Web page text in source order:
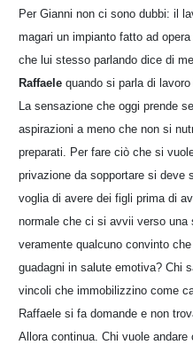
Per Gianni non ci sono dubbi: il
magari un impianto fatto ad
che lui stesso parlando dice di
Raffaele quando si parla di
La sensazione che oggi prende
aspirazioni a meno che non si
preparati. Per fare ciò che si
privazione da sopportare si deve
voglia di avere dei figli prima di
normale che ci si avvii verso una
veramente qualcuno convinto
guadagni in salute emotiva? Chi
vincoli che immobilizzino come
Raffaele si fa domande e non
Allora continua. Chi vuole